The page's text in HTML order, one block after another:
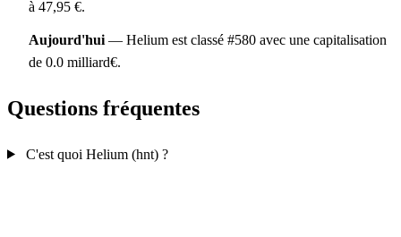
à 47,95 €.
Aujourd'hui — Helium est classé #580 avec une capitalisation
de 0.0 milliard€.
Questions fréquentes
C'est quoi Helium (hnt) ?